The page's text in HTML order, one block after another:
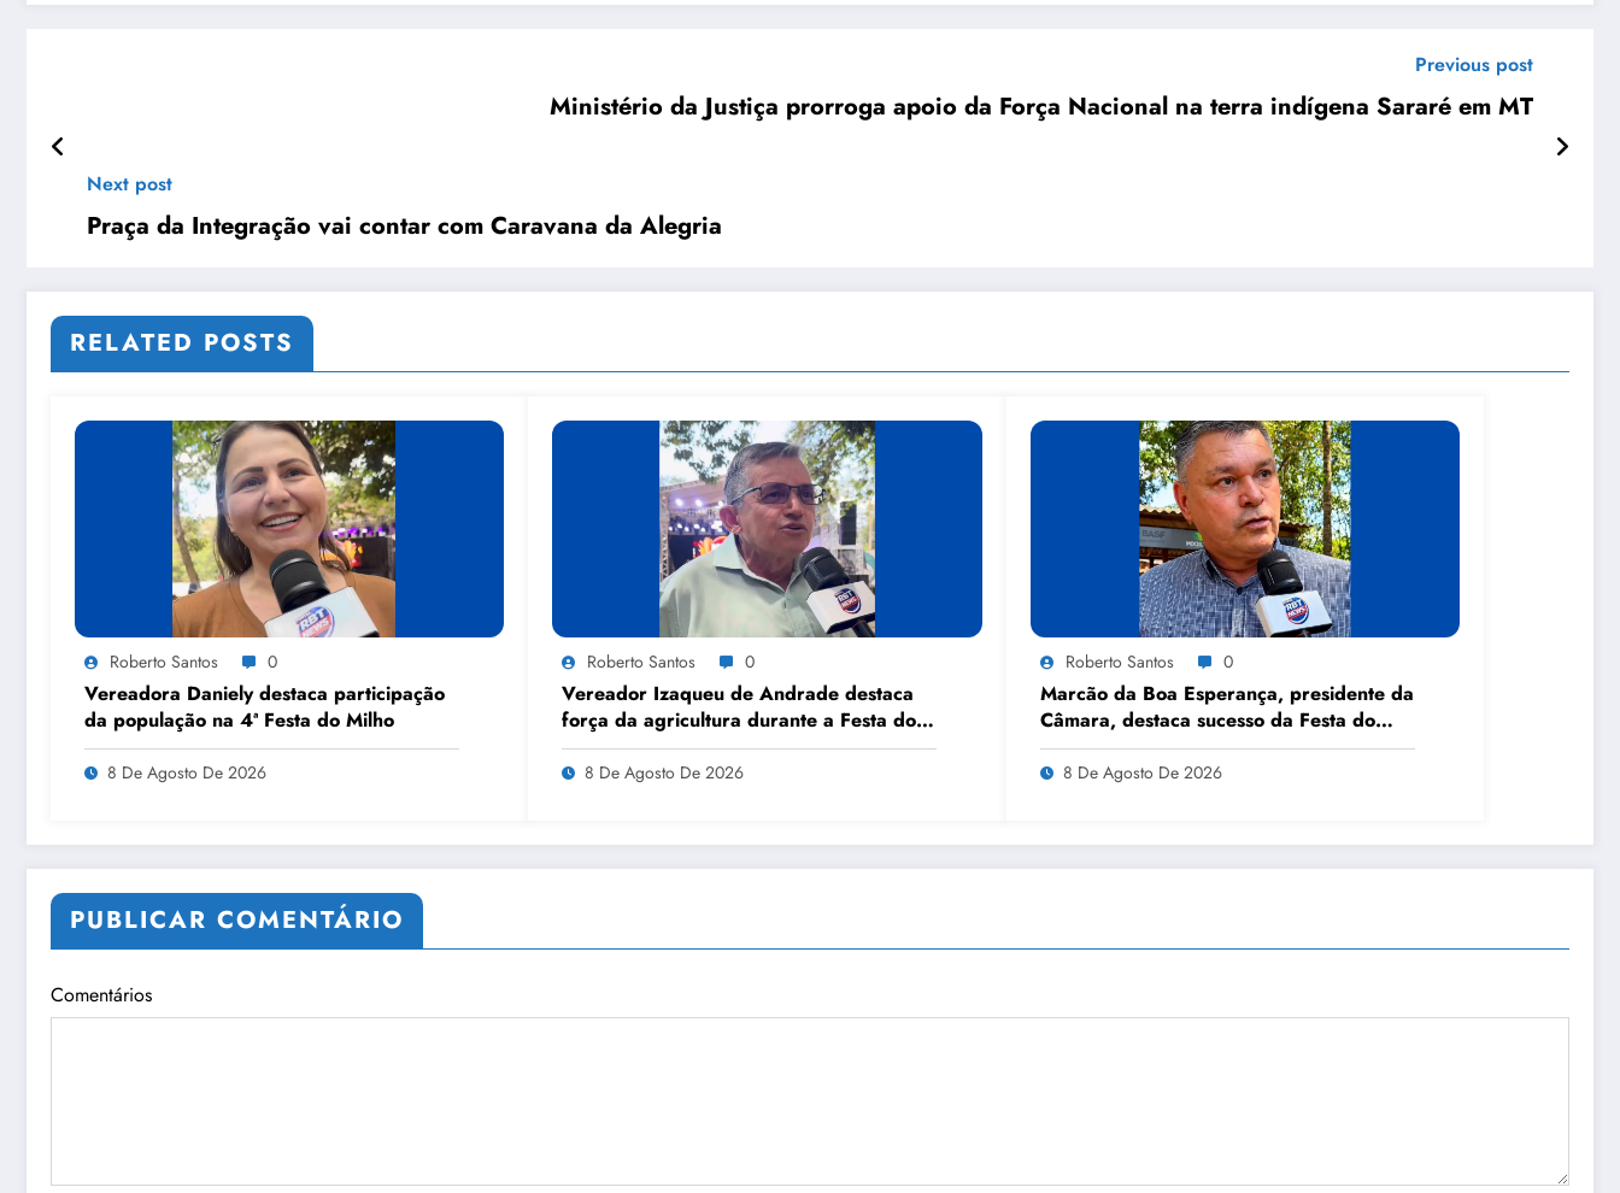
Previous post
Ministério da Justiça prorroga apoio da Força Nacional na terra indígena Sararé em MT
Next post
Praça da Integração vai contar com Caravana da Alegria
RELATED POSTS
Roberto Santos 0
Vereadora Daniely destaca participação
da população na 4ª Festa do Milho
8 De Agosto De 2026
Roberto Santos 0
Vereador Izaqueu de Andrade destaca
força da agricultura durante a Festa do
Milho
8 De Agosto De 2026
Roberto Santos 0
Marcão da Boa Esperança, presidente da
Câmara, destaca sucesso da Festa do
Milho
8 De Agosto De 2026
PUBLICAR COMENTÁRIO
Comentários